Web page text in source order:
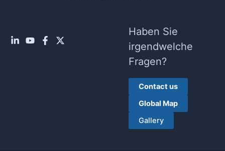
Haben Sie
irgendwelche
Fragen?
Contact us
Global Map
Gallery